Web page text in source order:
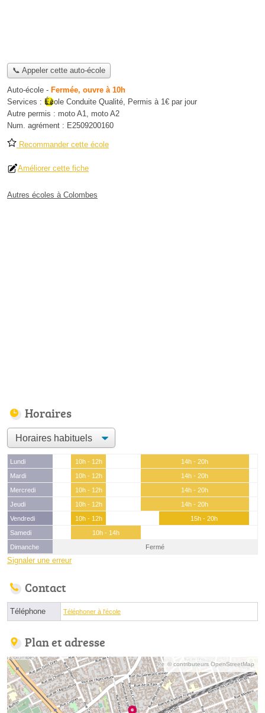
📞 Appeler cette auto-école
Auto-école - Fermée, ouvre à 10h
Services : École Conduite Qualité, Permis à 1€ par jour
Autre permis : moto A1, moto A2
Num. agrément : E2509200160
Recommander cette école
Améliorer cette fiche
Autres écoles à Colombes
Horaires
Lundi 10h - 12h
14h - 20h
Mardi
10h - 12h
14h - 20h
Mercredi
10h - 12h
14h - 20h
Jeudi
10h - 12h
14h - 20h
Vendredi
10h - 12h
15h - 20h
Samedi
10h - 14h
Dimanche
Fermé
Signaler une erreur
Contact
Téléphone Téléphoner à l'école
Plan et adresse
© contributeurs OpenStreetMap